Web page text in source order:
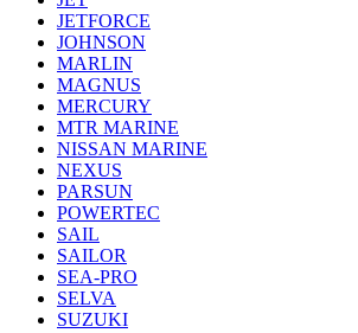
JETFORCE
JOHNSON
MARLIN
MAGNUS
MERCURY
MTR MARINE
NISSAN MARINE
NEXUS
PARSUN
POWERTEC
SAIL
SAILOR
SEA-PRO
SELVA
SUZUKI